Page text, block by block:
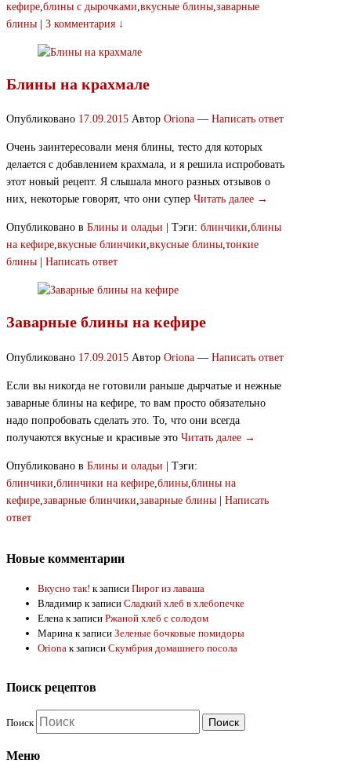
кефире,блины с дырочками,вкусные блины,заварные
блины
3 комментария ↓
Блины на крахмале
Опубликовано 17.09.2015 Автор Oriona — Написать ответ
Очень заинтересовали меня блины, тесто для которых
делается с добавлением крахмала, и я решила испробовать
этот новый рецепт. Я слышала много разных отзывов о
них, некоторые говорят, что они супер Читать далее →
Опубликовано в Блины и оладьи Тэги: блинчики,блины
на кефире,вкусные блинчики,вкусные блины,тонкие
блины
Написать ответ
Заварные блины на кефире
Опубликовано 17.09.2015 Автор Oriona — Написать ответ
Если вы никогда не готовили раньше дырчатые и нежные
заварные блины на кефире, то вам просто обязательно
надо попробовать сделать это. То, что они всегда
получаются вкусные и красивые это Читать далее →
Опубликовано в Блины и оладьи | Тэги:
блинчики блинчики на кефире блины блины на
кефире заварные блинчики заварные блины | Написать
ответ
Новые комментарии
Вкусно так! к записи Пирог из лаваша
Владимир к записи Сладкий хлеб в хлебопечке
Елена к записи Ржаной хлеб с солодом
Марина к записи Зеленые бочковые помидоры
Oriona к записи Скумбрия домашнего посола
Поиск рецептов
Поиск
Меню